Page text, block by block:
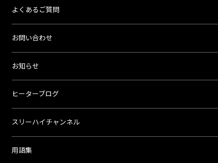
よくあるご質問
お問い合わせ
お知らせ
ヒーターブログ
スリーハイチャンネル
用語集